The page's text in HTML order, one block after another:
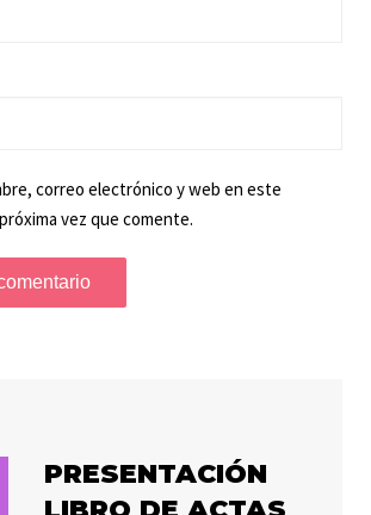
correo electrónico y web en este
vez que comente.
PRESENTACIÓN